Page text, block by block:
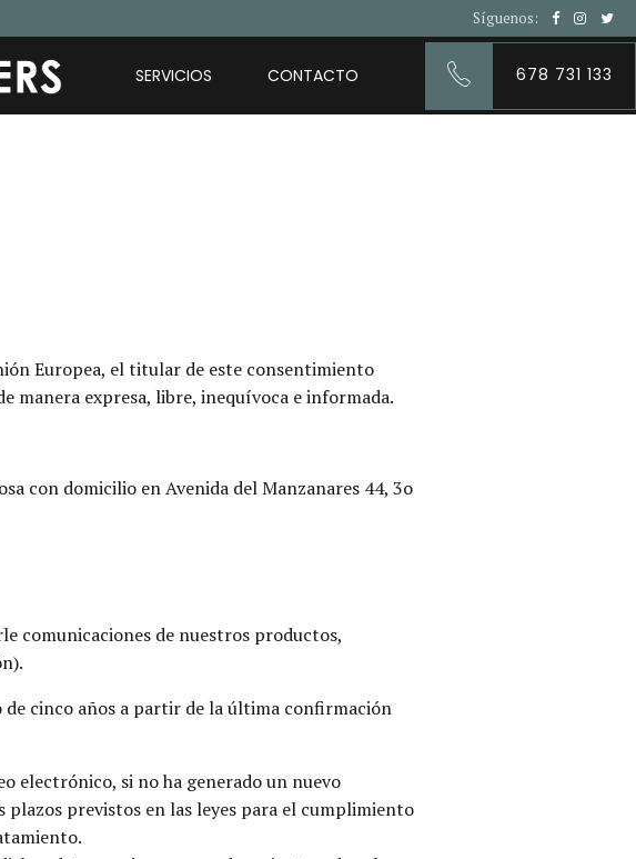
Síguenos:
678 731 133
SERVICIOS CONTACTO
Europea, el titular de este consentimiento
manera expresa, libre, inequívoca e informada.
con domicilio en Avenida del Manzanares 44, 3o
comunicaciones de nuestros productos,
de cinco años a partir de la última confirmación
electrónico, si no ha generado un nuevo
previstos en las leyes para el cumplimiento